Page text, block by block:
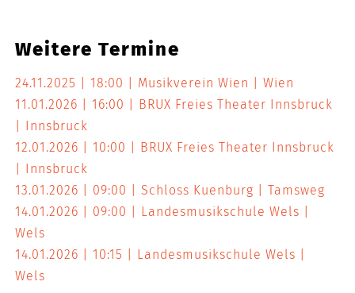
Weitere Termine
24.11.2025 18:00 Musikverein Wien
Wien
11.01.2026
16:00
BRUX Freies Theater Innsbruck
Innsbruck
12.01.2026
10:00
BRUX Freies Theater Innsbruck
Innsbruck
13.01.2026
09:00 Schloss Kuenburg
Tamsweg
14.01.2026
09:00
Landesmusikschule Wels
Wels
14.01.2026
10:15
Landesmusikschule Wels
Wels